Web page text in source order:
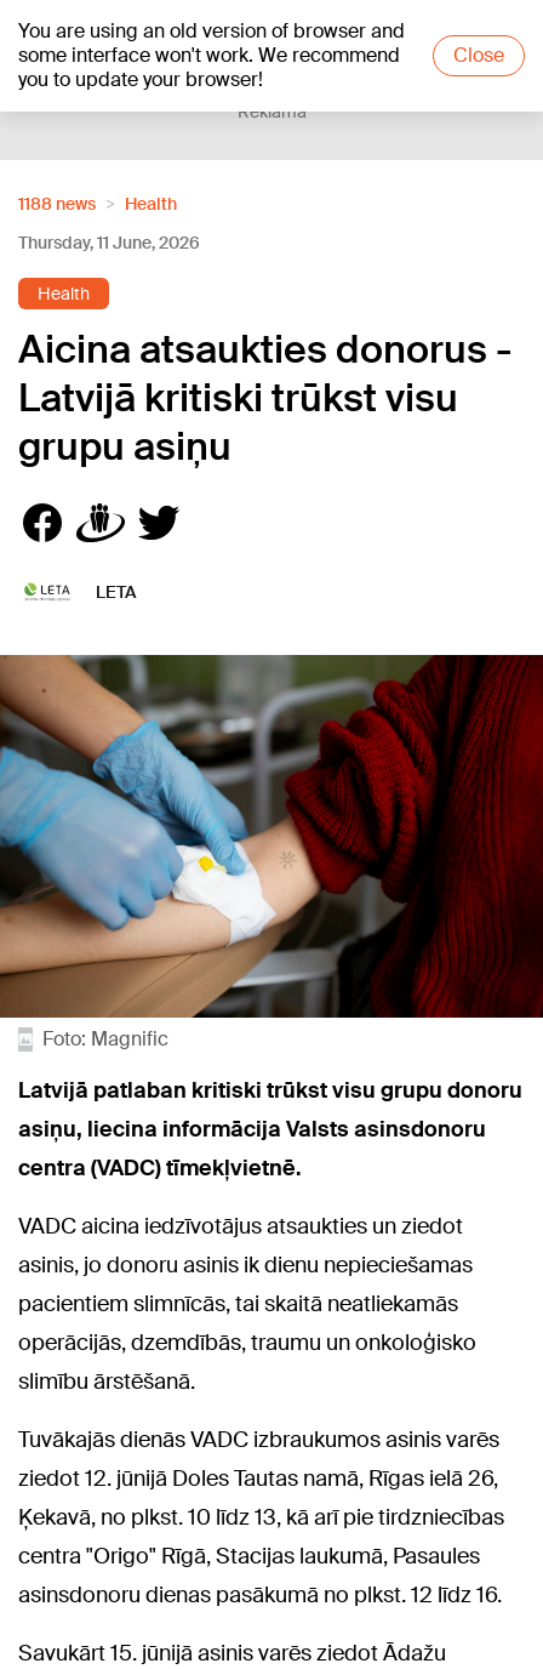
You are using an old version of browser and
some interface won't work. We recommend
you to update your browser!
Close
+16°C
Reklāma
1188 news
Health
Thursday, 11 June, 2026
Health
Aicina atsaukties donorus -
Latvijā kritiski trūkst visu
grupu asiņu
LETA
Foto: Magnific
Latvijā patlaban kritiski trūkst visu grupu donoru
asiņu, liecina informācija Valsts asinsdonoru
centra (VADC) tīmekļvietnē.
VADC aicina iedzīvotājus atsaukties un ziedot
asinis, jo donoru asinis ik dienu nepieciešamas
pacientiem slimnīcās, tai skaitā neatliekamās
operācijās, dzemdībās, traumu un onkoloģisko
slimību ārstēšanā.
Tuvākajās dienās VADC izbraukumos asinis varēs
ziedot 12. jūnijā Doles Tautas namā, Rīgas ielā 26,
Ķekavā, no plkst. 10 līdz 13, kā arī pie tirdzniecības
centra "Origo" Rīgā, Stacijas laukumā, Pasaules
asinsdonoru dienas pasākumā no plkst. 12 līdz 16.
Savukārt 15. jūnijā asinis varēs ziedot Ādažu